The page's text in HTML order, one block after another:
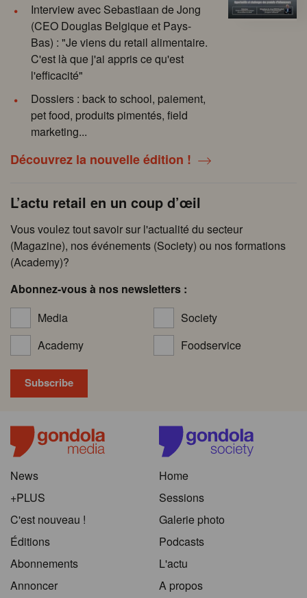
Interview avec Sebastiaan de Jong
(CEO Douglas Belgique et Pays-
Bas) : "Je viens du retail alimentaire.
C'est là que j'ai appris ce qu'est
l'efficacité"
Dossiers : back to school, paiement,
pet food, produits pimentés, field
marketing...
Découvrez la nouvelle édition !
L’actu retail en un coup d’œil
Vous voulez tout savoir sur l'actualité du secteur
(Magazine), nos événements (Society) ou nos formations
(Academy)?
Abonnez-vous à nos newsletters :
Media
Society
Academy
Foodservice
News
+PLUS
C'est nouveau !
Éditions
Abonnements
Annoncer
Home
Sessions
Galerie photo
Podcasts
L'actu
A propos